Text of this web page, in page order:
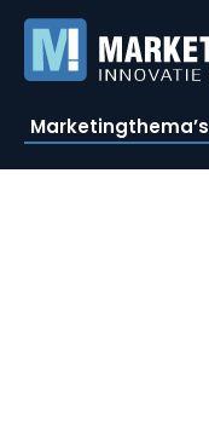
Marketingthema’s